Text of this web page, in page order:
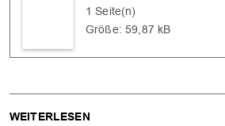
1 Seite(n)
Größe: 59,87 kB
WEITERLESEN